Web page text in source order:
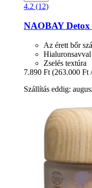
4.2 (12)
NAOBAYDetox
Az érett bőr
Hialuronsavval
Zselés textúra
7.890 Ft (263.000 Ft
Szállítás eddig: